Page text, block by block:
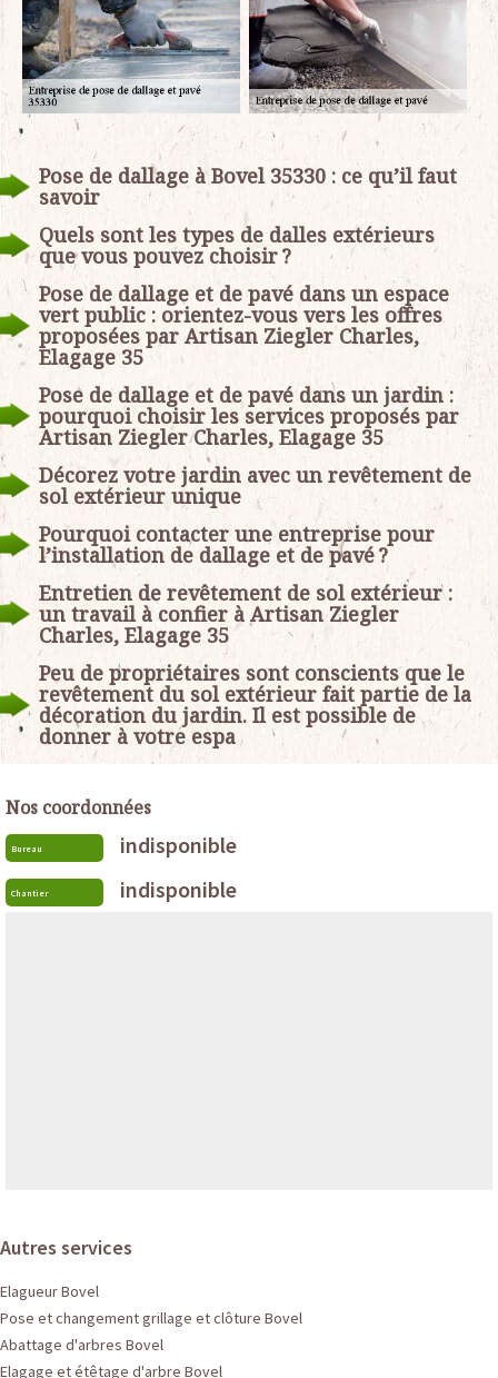
Pose de dallage à Bovel 35330 : ce qu’il faut
savoir
Quels sont les types de dalles extérieurs
que vous pouvez choisir ?
Pose de dallage et de pavé dans un espace
vert public : orientez-vous vers les offres
proposées par Artisan Ziegler Charles,
Elagage 35
Pose de dallage et de pavé dans un jardin :
pourquoi choisir les services proposés par
Artisan Ziegler Charles, Elagage 35
Décorez votre jardin avec un revêtement de
sol extérieur unique
Pourquoi contacter une entreprise pour
l’installation de dallage et de pavé ?
Entretien de revêtement de sol extérieur :
un travail à confier à Artisan Ziegler
Charles, Elagage 35
Peu de propriétaires sont conscients que le
revêtement du sol extérieur fait partie de la
décoration du jardin. Il est possible de
donner à votre espa
Nos coordonnées
Bureau indisponible
Chantier indisponible
Autres services
Elagueur Bovel
Pose et changement grillage et clôture Bovel
Abattage d'arbres Bovel
Elagage et étêtage d'arbre Bovel